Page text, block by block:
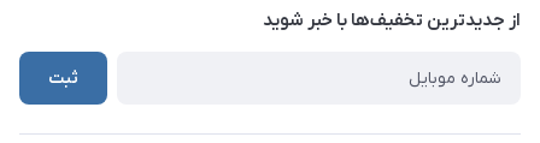
تماس با ما
راهنما
از جدید‌ترین تخفیف‌ها با‌ خبر شوید
ثبت